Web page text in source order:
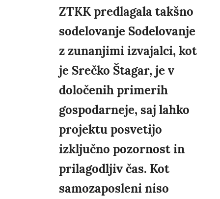
ZTKK predlagala takšno
sodelovanje Sodelovanje
z zunanjimi izvajalci, kot
je Srečko Štagar, je v
določenih primerih
gospodarneje, saj lahko
projektu posvetijo
izključno pozornost in
prilagodljiv čas. Kot
samozaposleni niso